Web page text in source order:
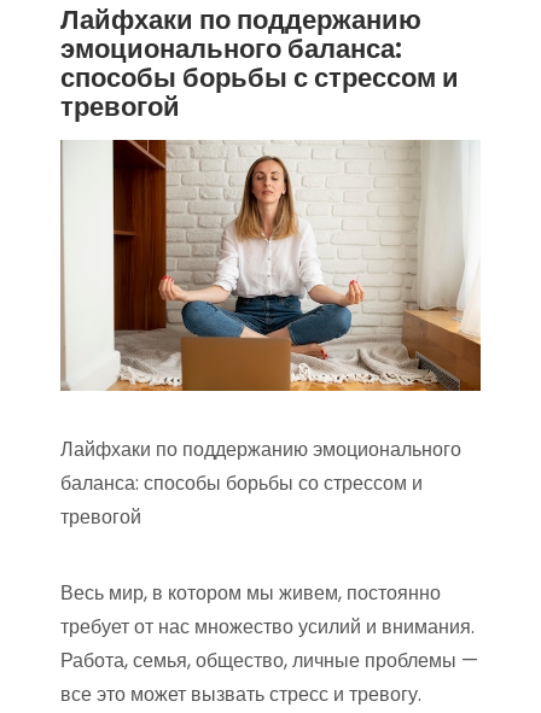
Лайфхаки по поддержанию
эмоционального баланса:
способы борьбы с стрессом и
тревогой
Лайфхаки по поддержанию эмоционального
баланса: способы борьбы со стрессом и
тревогой
Весь мир, в котором мы живем, постоянно
требует от нас множество усилий и внимания.
Работа, семья, общество, личные проблемы —
все это может вызвать стресс и тревогу.